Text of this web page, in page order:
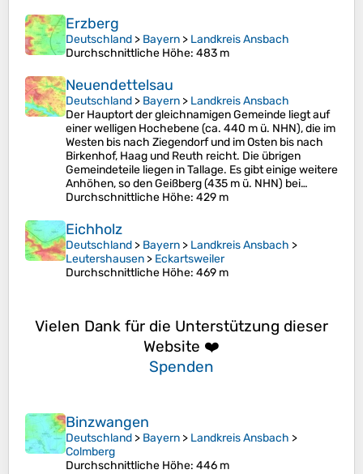
Erzberg
Deutschland > Bayern > Landkreis Ansbach
Durchschnittliche Höhe: 483 m
Neuendettelsau
Deutschland > Bayern > Landkreis Ansbach
Der Hauptort der gleichnamigen Gemeinde liegt auf
einer welligen Hochebene (ca. 440 m ü. NHN), die im
Westen bis nach Ziegendorf und im Osten bis nach
Birkenhof, Haag und Reuth reicht. Die übrigen
Gemeindeteile liegen in Tallage. Es gibt einige weitere
Anhöhen, so den Geißberg (435 m ü. NHN) bei…
Durchschnittliche Höhe: 429 m
Eichholz
Deutschland > Bayern > Landkreis Ansbach >
Leutershausen > Eckartsweiler
Durchschnittliche Höhe: 469 m
Vielen Dank für die Unterstützung dieser
Website ❤️
Spenden
Binzwangen
Deutschland > Bayern > Landkreis Ansbach >
Colmberg
Durchschnittliche Höhe: 446 m